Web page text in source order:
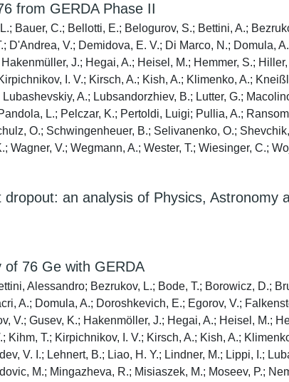
from GERDA Phase II
Bauer, C.; Bellotti, E.; Belogurov, S.; Bettini, A.;
V.; Demidova, E. V.; Di Marco, N.; Domula,
J.; Hegai, A.; Heisel, M.; Hemmer, S.;
I. V.; Kirsch, A.; Kish, A.; Klimenko, A.;
A.; Lubsandorzhiev, B.; Lutter, G.;
L.; Pelczar, K.; Pertoldi, Luigi; Pullia, A.;
O.; Schwingenheuer, B.; Selivanenko, O.;
V.; Wegmann, A.; Wester, T.; Wiesinger, C.;
an analysis of Physics, Astronomy
76 Ge with GERDA
Alessandro; Bezrukov, L.; Bode, T.; Borowicz, D.;
A.; Domula, A.; Doroshkevich, E.; Egorov, V.;
V.; Gusev, K.; Hakenmöller, J.; Hegai, A.; Heisel, M.;
T.; Kirpichnikov, I. V.; Kirsch, A.; Kish, A.;
V. I.; Lehnert, B.; Liao, H. Y.; Lindner, M.; Lippi, I.;
M.; Mingazheva, R.; Misiaszek, M.; Moseev, P.;